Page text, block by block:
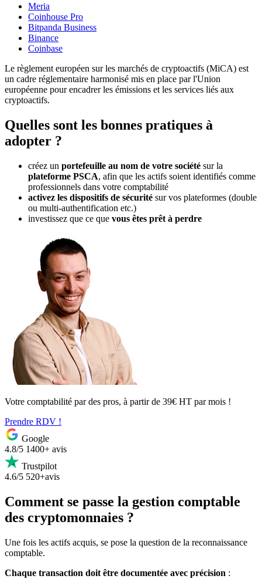
Meria
Coinhouse Pro
Bitpanda Business
Binance
Coinbase
Le règlement européen sur les marchés de cryptoactifs (MiCA) est
un cadre réglementaire harmonisé mis en place par l'Union
européenne pour encadrer les émissions et les services liés aux
cryptoactifs.
Quelles sont les bonnes pratiques à
adopter ?
créez un portefeuille au nom de votre société sur la
plateforme PSCA, afin que les actifs soient identifiés comme
professionnels dans votre comptabilité
activez les dispositifs de sécurité sur vos plateformes (double
ou multi-authentification etc.)
investissez que ce que vous êtes prêt à perdre
Votre comptabilité par des pros, à partir de 39€ HT par mois !
Prendre RDV !
Google
4.8/5 1400+ avis
Trustpilot
4.6/5 520+avis
Comment se passe la gestion comptable
des cryptomonnaies ?
Une fois les actifs acquis, se pose la question de la reconnaissance
comptable.
Chaque transaction doit être documentée avec précision :